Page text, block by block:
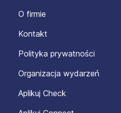
O firmie
Kontakt
Polityka prywatności
Organizacja wydarzeń
Aplikuj Check